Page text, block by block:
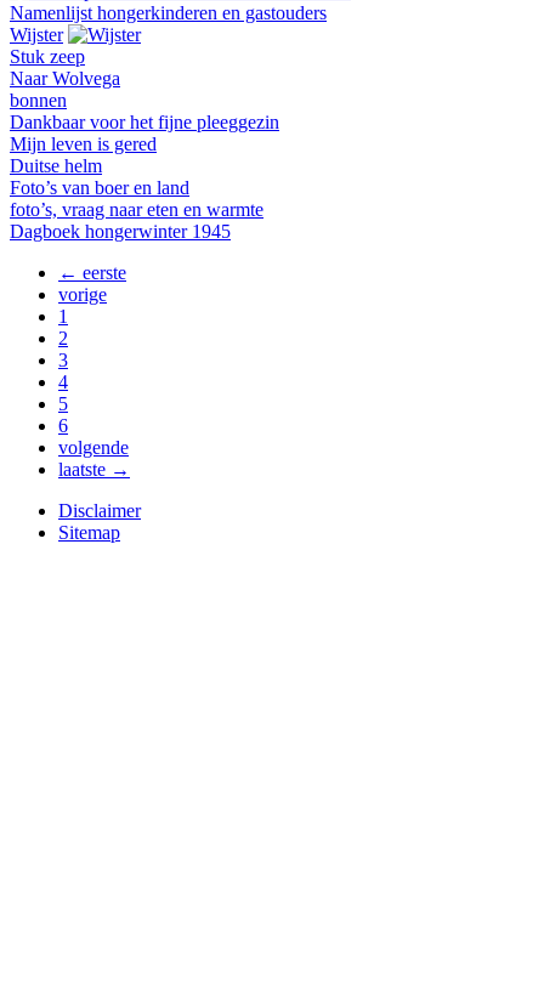
Namenlijst hongerkinderen en gastouders
Wijster
Stuk zeep
Naar Wolvega
bonnen
Dankbaar voor het fijne pleeggezin
Mijn leven is gered
Duitse helm
Foto’s van boer en land
foto’s, vraag naar eten en warmte
Dagboek hongerwinter 1945
← eerste
vorige
1
2
3
4
5
6
volgende
laatste →
Disclaimer
Sitemap